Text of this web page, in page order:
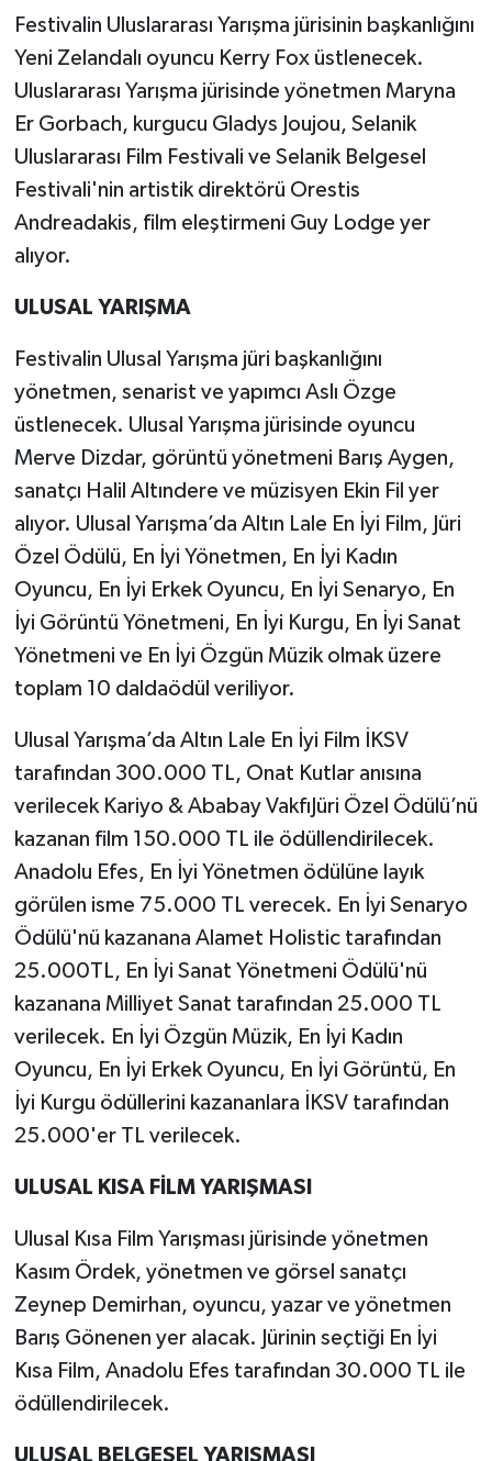
Festivalin Uluslararası Yarışma jürisinin başkanlığını
Yeni Zelandalı oyuncu Kerry Fox üstlenecek.
Uluslararası Yarışma jürisinde yönetmen Maryna
Er Gorbach, kurgucu Gladys Joujou, Selanik
Uluslararası Film Festivali ve Selanik Belgesel
Festivali'nin artistik direktörü Orestis
Andreadakis, film eleştirmeni Guy Lodge yer
alıyor.
ULUSAL YARIŞMA
Festivalin Ulusal Yarışma jüri başkanlığını
yönetmen, senarist ve yapımcı Aslı Özge
üstlenecek. Ulusal Yarışma jürisinde oyuncu
Merve Dizdar, görüntü yönetmeni Barış Aygen,
sanatçı Halil Altındere ve müzisyen Ekin Fil yer
alıyor. Ulusal Yarışma’da Altın Lale En İyi Film, Jüri
Özel Ödülü, En İyi Yönetmen, En İyi Kadın
Oyuncu, En İyi Erkek Oyuncu, En İyi Senaryo, En
İyi Görüntü Yönetmeni, En İyi Kurgu, En İyi Sanat
Yönetmeni ve En İyi Özgün Müzik olmak üzere
toplam 10 daldaödül veriliyor.
Ulusal Yarışma’da Altın Lale En İyi Film İKSV
tarafından 300.000 TL, Onat Kutlar anısına
verilecek Kariyo & Ababay VakfıJüri Özel Ödülü’nü
kazanan film 150.000 TL ile ödüllendirilecek.
Anadolu Efes, En İyi Yönetmen ödülüne layık
görülen isme 75.000 TL verecek. En İyi Senaryo
Ödülü'nü kazanana Alamet Holistic tarafından
25.000TL, En İyi Sanat Yönetmeni Ödülü'nü
kazanana Milliyet Sanat tarafından 25.000 TL
verilecek. En İyi Özgün Müzik, En İyi Kadın
Oyuncu, En İyi Erkek Oyuncu, En İyi Görüntü, En
İyi Kurgu ödüllerini kazananlara İKSV tarafından
25.000'er TL verilecek.
ULUSAL KISA FİLM YARIŞMASI
Ulusal Kısa Film Yarışması jürisinde yönetmen
Kasım Ördek, yönetmen ve görsel sanatçı
Zeynep Demirhan, oyuncu, yazar ve yönetmen
Barış Gönenen yer alacak. Jürinin seçtiği En İyi
Kısa Film, Anadolu Efes tarafından 30.000 TL ile
ödüllendirilecek.
ULUSAL BELGESEL YARIŞMASI